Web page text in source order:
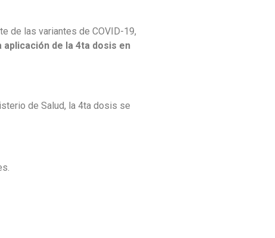
de las variantes de COVID-19,
aplicación de la 4ta dosis en
de Salud, la 4ta dosis se